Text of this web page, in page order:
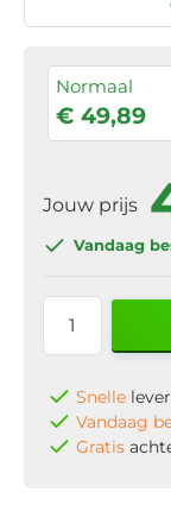
Normaal
€ 49,89
Jouw prijs
Vandaag
Snelle
Vandaag
Gratis